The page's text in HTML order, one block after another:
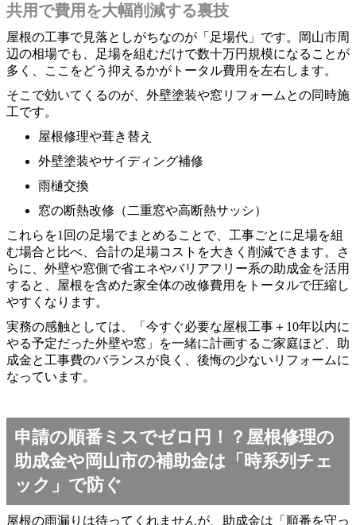
共用で費用を大幅削減する裏技
屋根の工事で見落としがちなのが「足場代」です。岡山市周
辺の相場でも、足場を組むだけで数十万円規模になることが
多く、ここをどう抑えるかがトータル費用を左右します。
そこで効いてくるのが、外壁塗装や窓リフォームとの同時施
工です。
屋根修理や葺き替え
外壁塗装やサイディング補修
雨樋交換
窓の断熱改修（二重窓や高断熱サッシ）
これらを1回の足場でまとめることで、工事ごとに足場を組
む場合と比べ、合計の足場コストを大きく削減できます。さ
らに、外壁や窓側で省エネやバリアフリー系の助成金を活用
すると、屋根を含めた家全体の改修費用をトータルで圧縮し
やすくなります。
実務の感触としては、「今すぐ必要な屋根工事＋10年以内に
やる予定だった外壁や窓」を一緒に計画するご家庭ほど、助
成金と工事費のバランスが良く、後悔の少ないリフォームに
なっています。
申請の順番ミスでゼロ円！？屋根修理の
助成金や岡山市の補助金は「時系列チェ
ック」で防ぐ
屋根の雨漏りは待ってくれませんが、助成金は「順番を守っ